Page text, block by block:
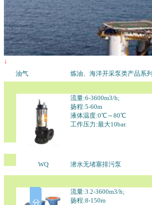
↓
油气
炼油、海洋开采泵类产品系列
流量:6-3600m3/h;
扬程:5-60m
液体温度:0℃～80℃
工作压力:最大10bar.
WQ 潜水无堵塞排污泵
流量:3.2-3600m3/h;
扬程:8-150m